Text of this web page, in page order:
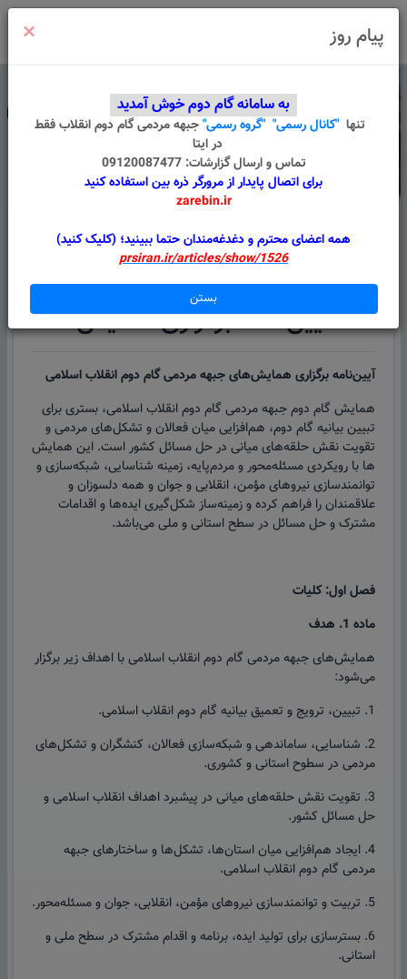
آیین نامه برگزاری همایش
آیین نامه برگزاری همایش
آیین‌نامه برگزاری همایش‌های جبهه مردمی گام دوم انقلاب اسلامی
همایش گام دوم جبهه مردمی گام دوم انقلاب اسلامی، بستری برای
تبیین بیانیه گام دوم، هم‌افزایی میان فعالان و تشکل‌های مردمی و
تقویت نقش حلقه‌های میانی در حل مسائل کشور است. این همایش
ها با رویکردی مسئله‌محور و مردم‌پایه، زمینه شناسایی، شبکه‌سازی و
توانمندسازی نیروهای مؤمن، انقلابی و جوان و همه دلسوزان و
علاقمندان را فراهم کرده و زمینه‌ساز شکل‌گیری ایده‌ها و اقدامات
مشترک و حل مسائل در سطح استانی و ملی می‌باشد.
فصل اول: کلیات
ماده 1. هدف
همایش‌های جبهه مردمی گام دوم انقلاب اسلامی با اهداف زیر برگزار
می‌شود:
1. تبیین، ترویج و تعمیق بیانیه گام دوم انقلاب اسلامی.
2. شناسایی، ساماندهی و شبکه‌سازی فعالان، کنشگران و تشکل‌های
مردمی در سطوح استانی و کشوری.
3. تقویت نقش حلقه‌های میانی در پیشبرد اهداف انقلاب اسلامی و
حل مسائل کشور.
4. ایجاد هم‌افزایی میان استان‌ها، تشکل‌ها و ساختارهای جبهه
مردمی گام دوم انقلاب اسلامی.
5. تربیت و توانمندسازی نیروهای مؤمن، انقلابی، جوان و مسئله‌محور.
6. بسترسازی برای تولید ایده، برنامه و اقدام مشترک در سطح ملی و
استانی.
پیام روز ×
به سامانه گام دوم خوش آمدید
تنها "کانال رسمی" "گروه رسمی"جبهه مردمی گام دوم انقلابفقط
در ایتا
تماس و ارسال گزارشات: 09120087477
برای اتصال پایدار از مرورگر ذره بین استفاده کنید
zarebin.ir
همه اعضای محترم و دغدغه‌مندان حتما ببینید؛ (کلیک کنید)
prsiran.ir/articles/show/1526
بستن